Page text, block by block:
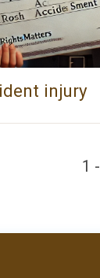
injury
1